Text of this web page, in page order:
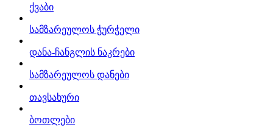
ქვაბი
სამზარეულოს ჭურჭელი
დანა-ჩანგლის ნაკრები
სამზარეულოს დანები
თავსახური
ბოთლები